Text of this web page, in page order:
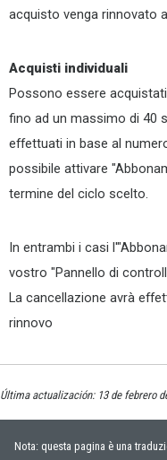
acquisto venga rinnovato
Acquisti individuali
Possono essere
fino ad un massimo di 40
effettuati in base al
possibile attivare
termine del ciclo scelto.
In entrambi i casi
vostro "Pannello di
La cancellazione avrà
rinnovo
Última actualización: 13 de febrero
Nota: questa pagina è una